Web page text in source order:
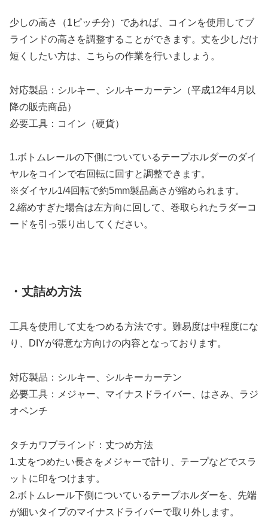
少しの高さ（1ピッチ分）であれば、コインを使用してブ
ラインドの高さを調整することができます。丈を少しだけ
短くしたい方は、こちらの作業を行いましょう。
対応製品：シルキー、シルキーカーテン（平成12年4月以
降の販売商品）
必要工具：コイン（硬貨）
1.ボトムレールの下側についているテープホルダーのダイ
ヤルをコインで右回転に回すと調整できます。
※ダイヤル1/4回転で約5mm製品高さが縮められます。
2.縮めすぎた場合は左方向に回して、巻取られたラダーコ
ードを引っ張り出してください。
・丈詰め方法
工具を使用して丈をつめる方法です。難易度は中程度にな
り、DIYが得意な方向けの内容となっております。
対応製品：シルキー、シルキーカーテン
必要工具：メジャー、マイナスドライバー、はさみ、ラジ
オペンチ
タチカワブラインド： 丈つめ方法
1.丈をつめたい長さをメジャーで計り、テープなどでスラ
ットに印をつけます。
2.ボトムレール下側についているテープホルダーを、先端
が細いタイプのマイナスドライバーで取り外します。